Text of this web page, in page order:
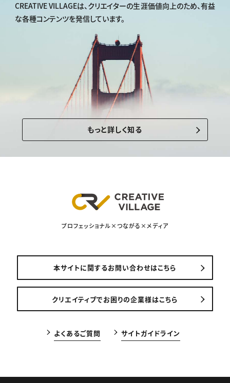
CREATIVE VILLAGEは、クリエイターの生涯価値向上のため、有益
な各種コンテンツを発信しています。
もっと詳しく知る
プロフェッショナル×つながる×メディア
本サイトに関するお問い合わせはこちら
クリエイティブでお困りの企業様はこちら
よくあるご質問 サイトガイドライン